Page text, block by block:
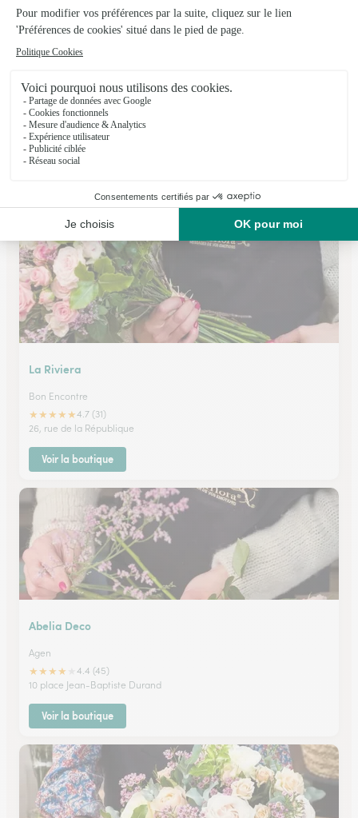
Le Jardin D’eloise
Pont du Casse
★★★ ★★4.8 (39)
Voir la boutique
La Riviera
Bon Encontre
★★★★★4.7 (31)
26, rue de la République
Voir la boutique
Abelia Deco
Agen
★★★★
4.4 (45)
10 place Jean-Baptiste Durand
Voir la boutique